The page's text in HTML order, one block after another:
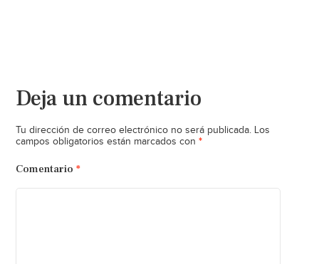
Deja un comentario
Tu dirección de correo electrónico no será publicada. Los
campos obligatorios están marcados con *
Comentario *